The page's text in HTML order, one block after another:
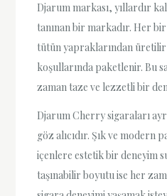
Djarum markası, yıllardır
tanınan bir markadır. Her
tütün yapraklarından üretilir
koşullarında paketlenir. Bu
zaman taze ve lezzetli bir
Djarum Cherry sigaraları
göz alıcıdır. Şık ve modern
içenlere estetik bir deneyim
taşınabilir boyutu ise her